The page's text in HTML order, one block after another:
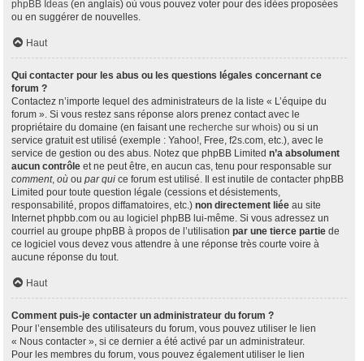
phpBB Ideas (en anglais) où vous pouvez voter pour des idées proposées
ou en suggérer de nouvelles.
Haut
Qui contacter pour les abus ou les questions légales concernant ce
forum ?
Contactez n’importe lequel des administrateurs de la liste « L’équipe du
forum ». Si vous restez sans réponse alors prenez contact avec le
propriétaire du domaine (en faisant une recherche sur whois) ou si un
service gratuit est utilisé (exemple : Yahoo!, Free, f2s.com, etc.), avec le
service de gestion ou des abus. Notez que phpBB Limited n’a absolument
aucun contrôle et ne peut être, en aucun cas, tenu pour responsable sur
comment, où ou par qui ce forum est utilisé. Il est inutile de contacter phpBB
Limited pour toute question légale (cessions et désistements,
responsabilité, propos diffamatoires, etc.) non directement liée au site
Internet phpbb.com ou au logiciel phpBB lui-même. Si vous adressez un
courriel au groupe phpBB à propos de l’utilisation par une tierce partie de
ce logiciel vous devez vous attendre à une réponse très courte voire à
aucune réponse du tout.
Haut
Comment puis-je contacter un administrateur du forum ?
Pour l’ensemble des utilisateurs du forum, vous pouvez utiliser le lien
« Nous contacter », si ce dernier a été activé par un administrateur.
Pour les membres du forum, vous pouvez également utiliser le lien